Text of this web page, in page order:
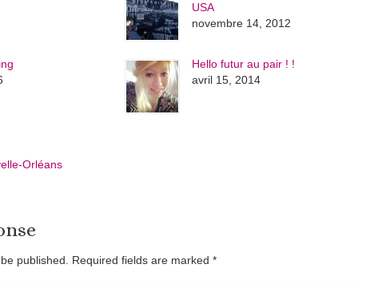
USA
novembre 14, 2012
Hello futur au pair ! !
avril 15, 2014
Orléans
published. Required fields are marked *